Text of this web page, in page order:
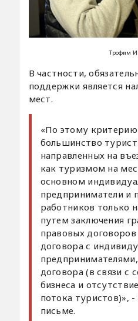
Трофим
В частности,
поддержки является
мест.
«По этому
большинство
направленных на
как туризмом на
основном
предприниматели и
работников только
путем заключения
правовых
договора с
договора (в связи с
бизнеса и
потока туристов)», -
письме.